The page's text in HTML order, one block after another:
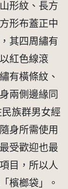
形紋、長方
形布蓋正中
其四周繡有
紅色線滾
有橫條紋、
兩側邊緣同
族群男女經
身所需使用
受歡迎也最
目，所以人
檳榔袋」。